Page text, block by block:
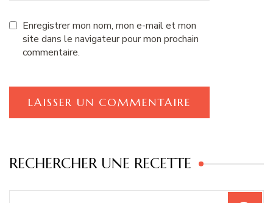
Enregistrer mon nom, mon e-mail et mon
site dans le navigateur pour mon prochain
commentaire.
RECHERCHER UNE RECETTE